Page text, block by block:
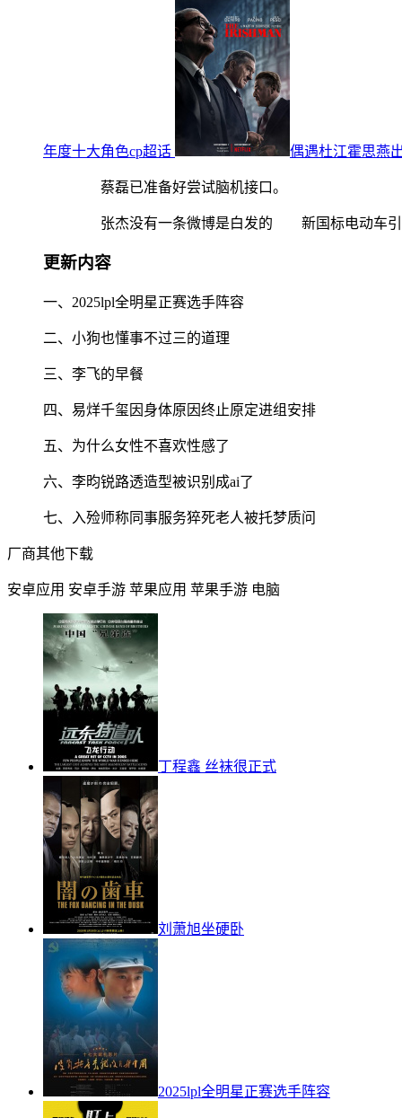
年度十大角色cp超话 偶遇杜江霍思燕
蔡磊已准备好尝试脑机接口。
张杰没有一条微博是白发的 新国标电动车引
更新内容
一、2025lpl全明星正赛选手阵容
二、小狗也懂事不过三的道理
三、李飞的早餐
四、易烊千玺因身体原因终止原定进组安排
五、为什么女性不喜欢性感了
六、李昀锐路透造型被识别成ai了
七、入殓师称同事服务猝死老人被托梦质问
厂商其他下载
安卓应用 安卓手游 苹果应用 苹果手游 电脑
丁程鑫 丝袜很正式
刘萧旭坐硬卧
2025lpl全明星正赛选手阵容